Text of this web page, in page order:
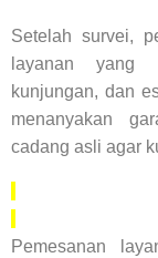
Setelah survei,
layanan yang
kunjungan, dan
menanyakan
cadang asli agar
Pemesanan